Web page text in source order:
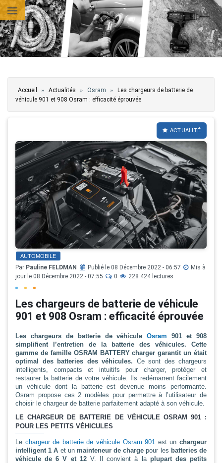
Aller au contenu principal
Vous êtes ici
Accueil » Actualités » Osram »
Les chargeurs de batterie de
véhicule 901 et 908 Osram : efficacité éprouvée
ACTUALITÉ
AUTOMOBILE
Par Pauline FELDMAN Publié le 08 Décembre 2022 - 06:57
Mis à
jour le 08 Décembre 2022 - 07:55
0 228 424 lectures
Les chargeurs de batterie de véhicule
901 et 908 Osram : efficacité éprouvée
Les chargeurs de batterie de véhiculeOsram 901 et 908
simplifient l’entretien de la batterie des véhicules. Cette
gamme de famille OSRAM BATTERY charger garantit un était
optimal des batteries des véhicules. Ce sont des chargeurs
intelligents, compacts et intuitifs pour charger, protéger et
restaurer la batterie de votre véhicule. Ils redémarrent facilement
un véhicule dont la batterie est devenue moins performante.
Osram propose ces 2 modèles pour permettre à l’utilisateur de
choisir le chargeur de batterie parfaitement adapté à son véhicule.
LE CHARGEUR DE BATTERIE DE VÉHICULE OSRAM 901 :
POUR LES PETITS VÉHICULES
Le chargeur de batterie de véhicule Osram 901 est unchargeur
intelligent 1 A et un mainteneur de charge pour les batteries de
véhicule de 6 V et 12 V. Il convient à la plupart des petits